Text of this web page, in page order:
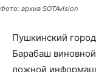
Фото: архив SOTAvision
Пушкинский
Барабаш
ложной